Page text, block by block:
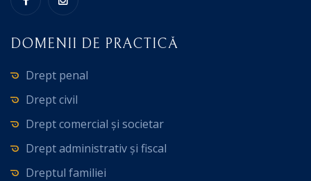
DOMENII DE PRACTICĂ
Drept penal
Drept civil
Drept comercial și societar
Drept administrativ și fiscal
Dreptul familiei